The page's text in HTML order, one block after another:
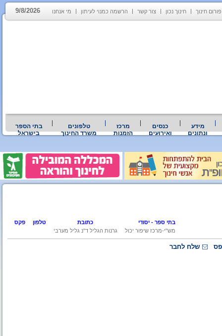
פורום חינוך חינוך נכון צור קשר הרשמה כמנוי לעיתון מי אנחנו 9/8/2026
מידע
ונתונים
כנסים
ואירועים
מרכז
הזמנות
טלפונים
משרד החינוך
בתי הספר
בישראל
בתי ספר - יסודי כתובת טלפון
פקס
מש"י-מרכז שיפור יכול
גרנות הגליל ד"נ גליל מערבי
שלח לחבר